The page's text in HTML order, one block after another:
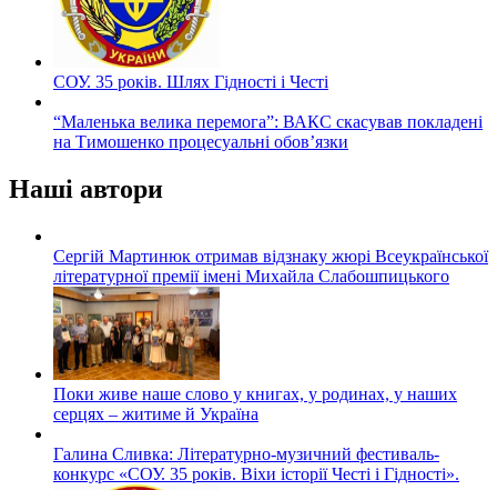
СОУ. 35 років. Шлях Гідності і Честі
“Маленька велика перемога”: ВАКС скасував покладені
на Тимошенко процесуальні обов’язки
Наші автори
Сергій Мартинюк отримав відзнаку жюрі Всеукраїнської
літературної премії імені Михайла Слабошпицького
Поки живе наше слово у книгах, у родинах, у наших
серцях – житиме й Україна
Галина Сливка: Літературно-музичний фестиваль-
конкурс «СОУ. 35 років. Віхи історії Честі і Гідності».